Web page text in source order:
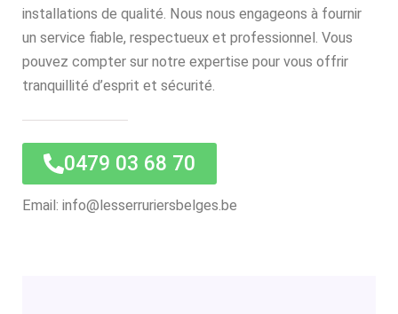
installations de qualité. Nous nous engageons à fournir
un service fiable, respectueux et professionnel. Vous
pouvez compter sur notre expertise pour vous offrir
tranquillité d’esprit et sécurité.
0479 03 68 70
Email: info@lesserruriersbelges.be